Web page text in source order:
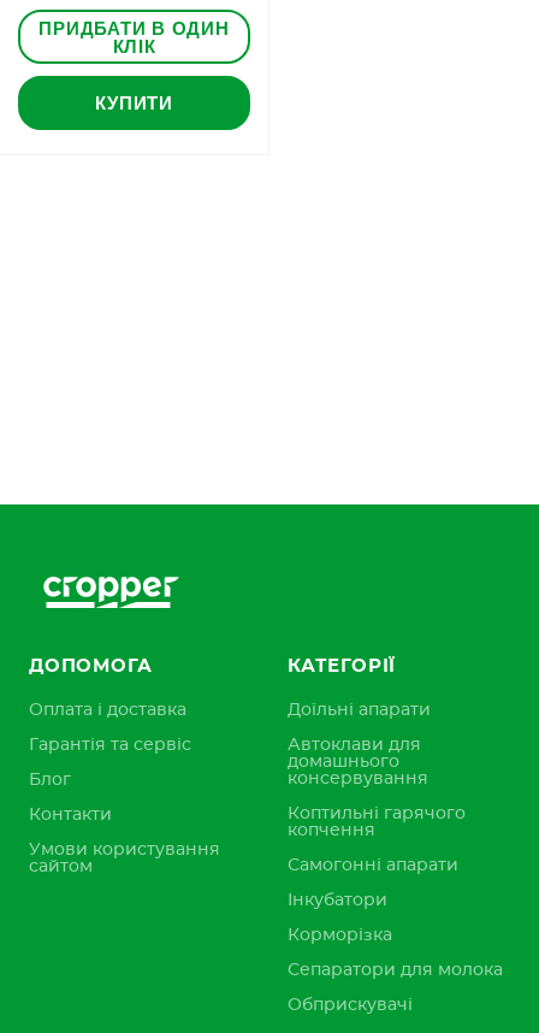
ПРИДБАТИ В ОДИН
КЛІК
КУПИТИ
ДОПОМОГА
Оплата і доставка
Гарантія та сервіс
Блог
Контакти
Умови користування
сайтом
КАТЕГОРІЇ
Доїльні апарати
Автоклави для
домашнього
консервування
Коптильні гарячого
копчення
Самогонні апарати
Інкубатори
Корморізка
Сепаратори для молока
Обприскувачі